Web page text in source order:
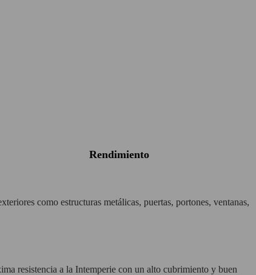
rendimiento
como estructuras metálicas, puertas, portones, ventanas,
resistencia a la Intemperie con un alto cubrimiento y buen